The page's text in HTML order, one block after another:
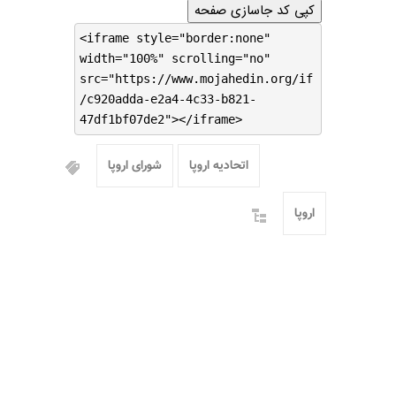
کپی کد جاسازی صفحه
<iframe style="border:none"
width="100%" scrolling="no"
src="https://www.mojahedin.org/if
/c920adda-e2a4-4c33-b821-
47df1bf07de2"></iframe>
اتحادیه اروپا شورای اروپا
اروپا